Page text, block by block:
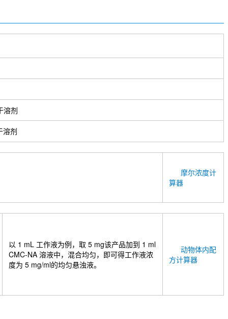
溶剂
溶剂
摩尔浓度计
算器
动物体内配
方计算器
以 1 mL 工作液为例，取 5 mg该产品加到 1 ml
CMC-NA 溶液中，混合均匀，即可得工作液浓
度为 5 mg/ml的均匀悬浊液。